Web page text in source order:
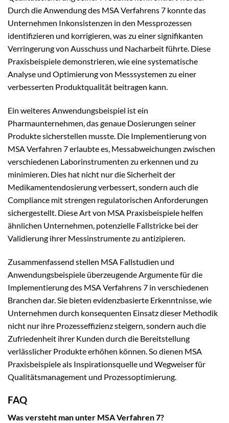
Durch die Anwendung des MSA Verfahrens 7 konnte das
Unternehmen Inkonsistenzen in den Messprozessen
identifizieren und korrigieren, was zu einer signifikanten
Verringerung von Ausschuss und Nacharbeit führte. Diese
Praxisbeispiele demonstrieren, wie eine systematische
Analyse und Optimierung von Messsystemen zu einer
verbesserten Produktqualität beitragen kann.
Ein weiteres Anwendungsbeispiel ist ein
Pharmaunternehmen, das genaue Dosierungen seiner
Produkte sicherstellen musste. Die Implementierung von
MSA Verfahren 7 erlaubte es, Messabweichungen zwischen
verschiedenen Laborinstrumenten zu erkennen und zu
minimieren. Dies hat nicht nur die Sicherheit der
Medikamentendosierung verbessert, sondern auch die
Compliance mit strengen regulatorischen Anforderungen
sichergestellt. Diese Art von MSA Praxisbeispiele helfen
ähnlichen Unternehmen, potenzielle Fallstricke bei der
Validierung ihrer Messinstrumente zu antizipieren.
Zusammenfassend stellen MSA Fallstudien und
Anwendungsbeispiele überzeugende Argumente für die
Implementierung des MSA Verfahrens 7 in verschiedenen
Branchen dar. Sie bieten evidenzbasierte Erkenntnisse, wie
Unternehmen durch konsequenten Einsatz dieser Methodik
nicht nur ihre Prozesseffizienz steigern, sondern auch die
Zufriedenheit ihrer Kunden durch die Bereitstellung
verlässlicher Produkte erhöhen können. So dienen MSA
Praxisbeispiele als Inspirationsquelle und Wegweiser für
Qualitätsmanagement und Prozessoptimierung.
FAQ
Was versteht man unter MSA Verfahren 7?